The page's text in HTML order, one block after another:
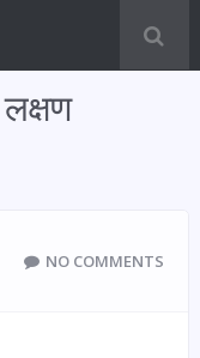
NO COMMENTS